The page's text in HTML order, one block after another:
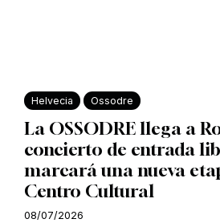
Helvecia Ossodre
La OSSODRE llega a
concierto de entrada
marcará una nueva
Centro Cultural
08/07/2026